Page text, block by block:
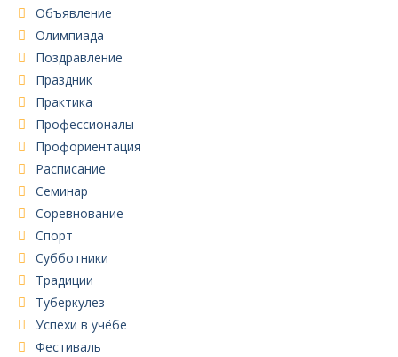
Объявление
Олимпиада
Поздравление
Праздник
Практика
Профессионалы
Профориентация
Расписание
Семинар
Соревнование
Спорт
Субботники
Традиции
Туберкулез
Успехи в учёбе
Фестиваль